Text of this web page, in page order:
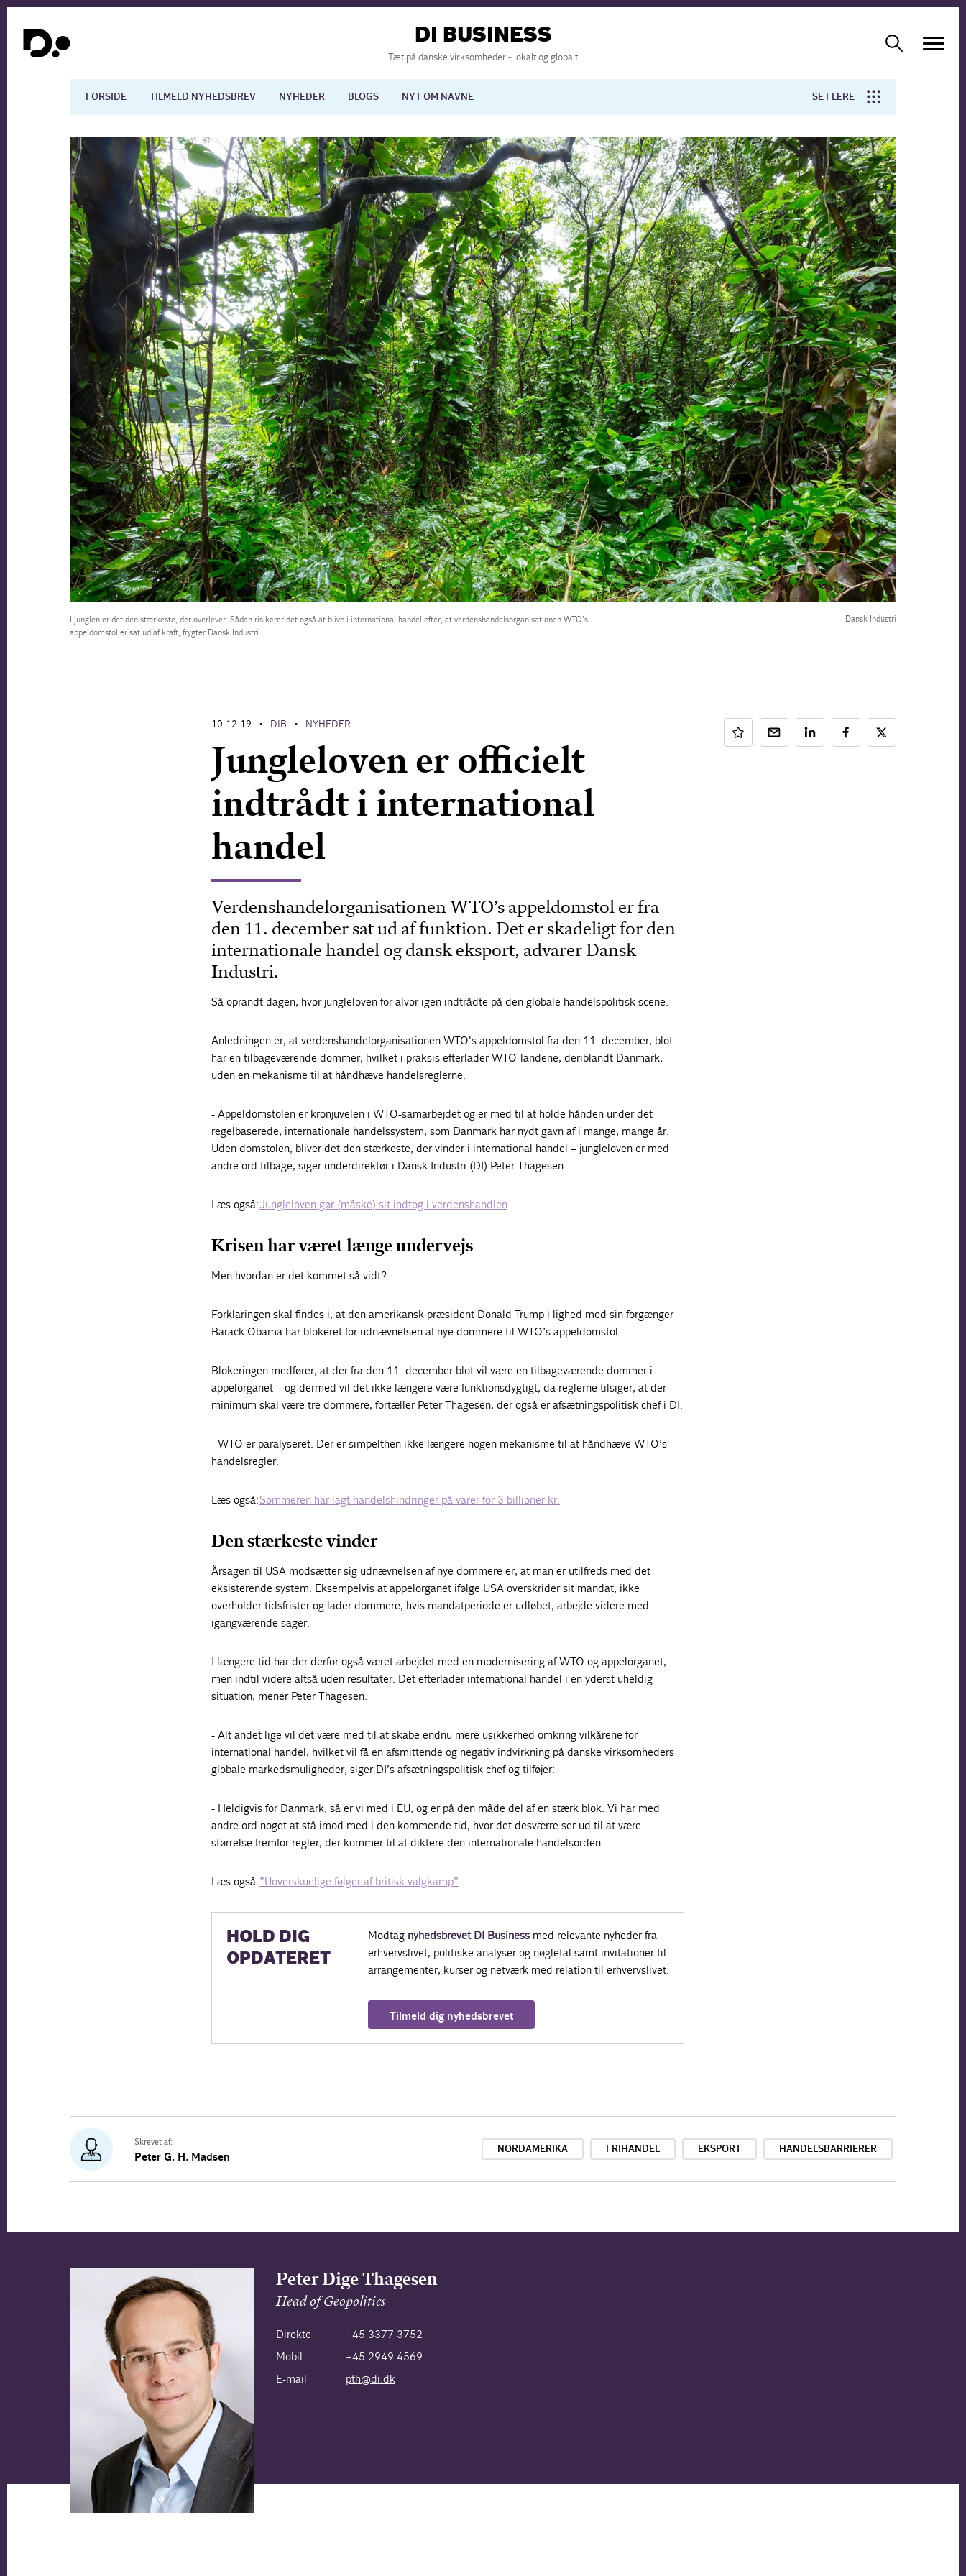
DI BUSINESS
Tæt på danske virksomheder - lokalt og globalt
FORSIDE TILMELD NYHEDSBREV NYHEDER BLOGS NYT OM NAVNE SE FLERE
Dansk økonomi Digitalisering International økonomi Arbejdsmiljø
Arbejdsmarkedet Uddannelse Europapolitik Forskning
I junglen er det den stærkeste, der overlever. Sådan risikerer det også at blive i international handel efter, at verdenshandelsorganisationen WTO's
appeldomstol er sat ud af kraft, frygter Dansk Industri.
Dansk Industri
10.12.19 • DIB • NYHEDER
Jungleloven er officielt
indtrådt i international
handel
Verdenshandelorganisationen WTO’s appeldomstol er fra
den 11. december sat ud af funktion. Det er skadeligt for den
internationale handel og dansk eksport, advarer Dansk
Industri.
Så oprandt dagen, hvor jungleloven for alvor igen indtrådte på den globale handelspolitisk scene.
Anledningen er, at verdenshandelorganisationen WTO's appeldomstol fra den 11. december, blot
har en tilbageværende dommer, hvilket i praksis efterlader WTO-landene, deriblandt Danmark,
uden en mekanisme til at håndhæve handelsreglerne.
- Appeldomstolen er kronjuvelen i WTO-samarbejdet og er med til at holde hånden under det
regelbaserede, internationale handelssystem, som Danmark har nydt gavn af i mange, mange år.
Uden domstolen, bliver det den stærkeste, der vinder i international handel – jungleloven er med
andre ord tilbage, siger underdirektør i Dansk Industri (DI) Peter Thagesen.
Læs også:Jungleloven gør (måske) sit indtog i verdenshandlen
Krisen har været længe undervejs
Men hvordan er det kommet så vidt?
Forklaringen skal findes i, at den amerikansk præsident Donald Trump i lighed med sin forgænger
Barack Obama har blokeret for udnævnelsen af nye dommere til WTO’s appeldomstol.
Blokeringen medfører, at der fra den 11. december blot vil være en tilbageværende dommer i
appelorganet – og dermed vil det ikke længere være funktionsdygtigt, da reglerne tilsiger, at der
minimum skal være tre dommere, fortæller Peter Thagesen, der også er afsætningspolitisk chef i DI.
- WTO er paralyseret. Der er simpelthen ikke længere nogen mekanisme til at håndhæve WTO’s
handelsregler.
Læs også:Sommeren har lagt handelshindringer på varer for 3 billioner kr.
Den stærkeste vinder
Årsagen til USA modsætter sig udnævnelsen af nye dommere er, at man er utilfreds med det
eksisterende system. Eksempelvis at appelorganet ifølge USA overskrider sit mandat, ikke
overholder tidsfrister og lader dommere, hvis mandatperiode er udløbet, arbejde videre med
igangværende sager.
I længere tid har der derfor også været arbejdet med en modernisering af WTO og appelorganet,
men indtil videre altså uden resultater. Det efterlader international handel i en yderst uheldig
situation, mener Peter Thagesen.
- Alt andet lige vil det være med til at skabe endnu mere usikkerhed omkring vilkårene for
international handel, hvilket vil få en afsmittende og negativ indvirkning på danske virksomheders
globale markedsmuligheder, siger DI’s afsætningspolitisk chef og tilføjer:
- Heldigvis for Danmark, så er vi med i EU, og er på den måde del af en stærk blok. Vi har med
andre ord noget at stå imod med i den kommende tid, hvor det desværre ser ud til at være
størrelse fremfor regler, der kommer til at diktere den internationale handelsorden.
Læs også:”Uoverskuelige følger af britisk valgkamp”
HOLD DIG
OPDATERET
Modtag nyhedsbrevet DI Businessmed relevante nyheder fra
erhvervslivet, politiske analyser og nøgletal samt invitationer til
arrangementer, kurser og netværk med relation til erhvervslivet.
Tilmeld dig nyhedsbrevet
Skrevet af:
Peter G. H. Madsen
NORDAMERIKA FRIHANDEL EKSPORT HANDELSBARRIERER
Peter Dige Thagesen
Head of Geopolitics
Direkte
+45 3377 3752
Mobil
+45 2949 4569
E-mail
pth@di.dk